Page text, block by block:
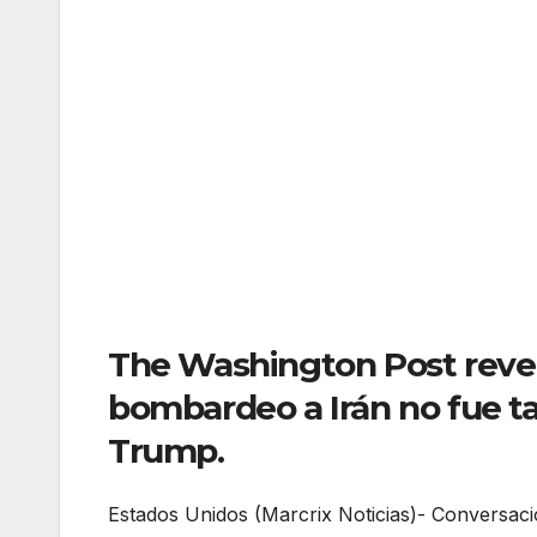
The Washington Post
bombardeo a Irán no fue
Trump.
Estados Unidos (Marcrix Noticias)-